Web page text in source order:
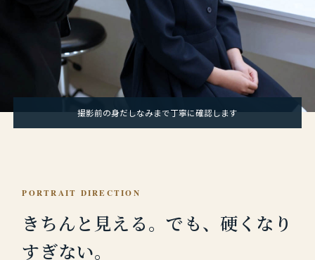
撮影前の身だしなみまで丁寧に確認します
PORTRAIT DIRECTION
きちんと見える。 でも、硬くなり
すぎない。